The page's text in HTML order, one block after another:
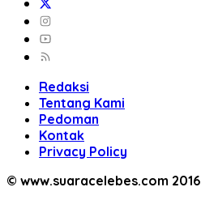
Redaksi
Tentang Kami
Pedoman
Kontak
Privacy Policy
© www.suaracelebes.com 2016